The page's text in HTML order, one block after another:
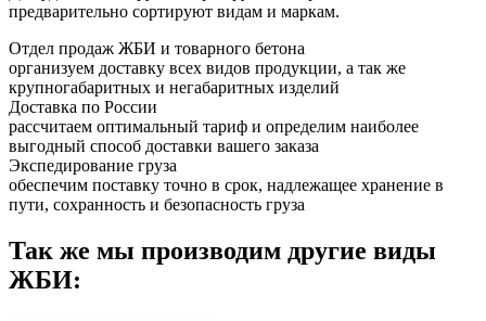
предварительно сортируют видам и маркам.
Отдел продаж ЖБИ и товарного бетона
организуем доставку всех видов продукции, а так же
крупногабаритных и негабаритных изделий
Доставка по России
рассчитаем оптимальный тариф и определим наиболее
выгодный способ доставки вашего заказа
Экспедирование груза
обеспечим поставку точно в срок, надлежащее хранение в
пути, сохранность и безопасность груза
Так же мы производим другие виды
ЖБИ: